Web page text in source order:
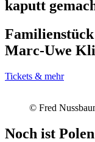
kaputt
Marc-Uwe
Tickets & mehr
© Fred
Noch ist